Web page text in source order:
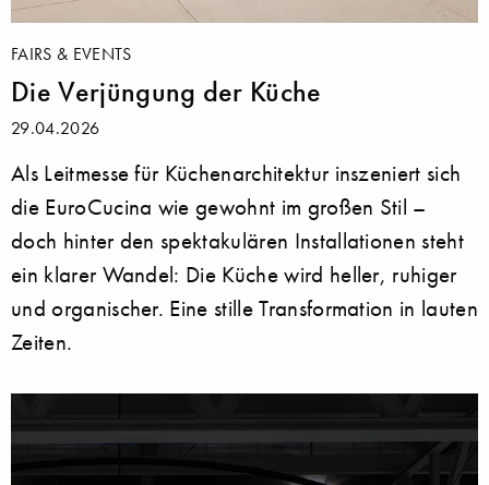
FAIRS & EVENTS
Die Verjüngung der Küche
29.04.2026
Als Leitmesse für Küchenarchitektur inszeniert sich
die EuroCucina wie gewohnt im großen Stil –
doch hinter den spektakulären Installationen steht
ein klarer Wandel: Die Küche wird heller, ruhiger
und organischer. Eine stille Transformation in lauten
Zeiten.